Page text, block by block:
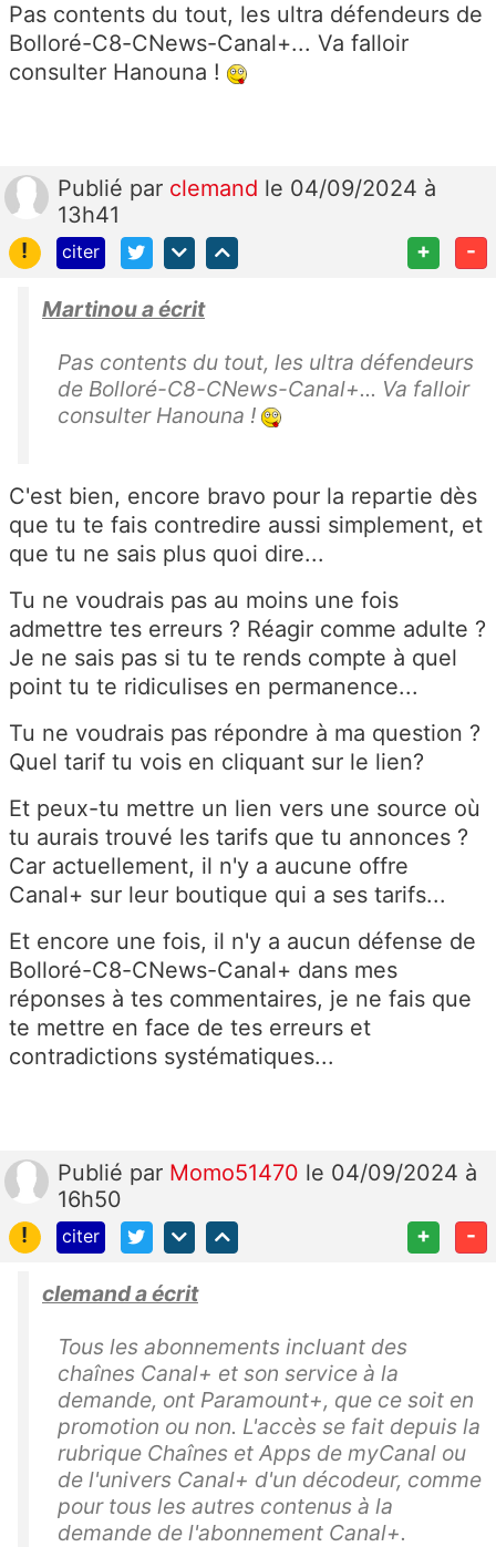
Pas contents du tout, les ultra défendeurs de
Bolloré-C8-CNews-Canal+... Va falloir
consulter Hanouna !
Publié par clemand le 04/09/2024 à
13h41
!
citer + -
Martinou a écrit
Pas contents du tout, les ultra défendeurs
de Bolloré-C8-CNews-Canal+... Va falloir
consulter Hanouna !
C'est bien, encore bravo pour la repartie dès
que tu te fais contredire aussi simplement, et
que tu ne sais plus quoi dire...
Tu ne voudrais pas au moins une fois
admettre tes erreurs ? Réagir comme adulte ?
Je ne sais pas si tu te rends compte à quel
point tu te ridiculises en permanence...
Tu ne voudrais pas répondre à ma question ?
Quel tarif tu vois en cliquant sur le lien?
Et peux-tu mettre un lien vers une source où
tu aurais trouvé les tarifs que tu annonces ?
Car actuellement, il n'y a aucune offre
Canal+ sur leur boutique qui a ses tarifs...
Et encore une fois, il n'y a aucun défense de
Bolloré-C8-CNews-Canal+ dans mes
réponses à tes commentaires, je ne fais que
te mettre en face de tes erreurs et
contradictions systématiques...
Publié par Momo51470 le 04/09/2024 à
16h50
!
citer + -
clemand a écrit
Tous les abonnements incluant des
chaînes Canal+ et son service à la
demande, ont Paramount+, que ce soit en
promotion ou non. L'accès se fait depuis la
rubrique Chaînes et Apps de myCanal ou
de l'univers Canal+ d'un décodeur, comme
pour tous les autres contenus à la
demande de l'abonnement Canal+.